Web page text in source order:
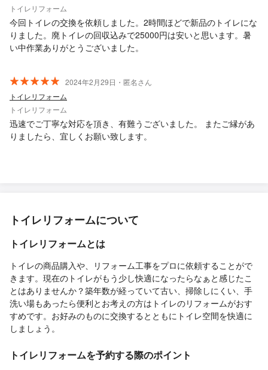
トイレリフォーム
今回トイレの交換を依頼しました。2時間ほどで新品のトイレにな
りました。廃トイレの回収込みで25000円は安いと思います。暑
い中作業ありがとうございました。
2024年2月29日・匿名さん
トイレリフォーム
トイレリフォーム
迅速でご丁寧な対応を頂き、有難うございました。 またご縁があ
りましたら、宜しくお願い致します。
トイレリフォームについて
トイレリフォームとは
トイレの商品購入や、リフォーム工事をプロに依頼することがで
きます。現在のトイレがもう少し快適になったらなぁと感じたこ
とはありませんか？築年数が経っていて古い、掃除しにくい、手
洗い場もあったら便利とお考えの方はトイレのリフォームがおす
すめです。お好みのものに交換するとともにトイレ空間を快適に
しましょう。
トイレリフォームを予約する際のポイント